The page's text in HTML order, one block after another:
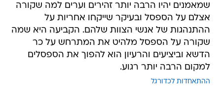
שמאמנים יהיו הרבה יותר זהירים וערים למה שקורה
אצלם על הספסל ובעיקר שייקחו אחריות על
ההתנהגות של אנשי הצוות שלהם. הקביעה היא שמה
שקורה על הספסל מלהיט את המתרחש על כר
הדשא וביציעים והרעיון הוא להפוך את הספסלים
למקום הרבה יותר רגוע.
ההתאחדות לכדורגל